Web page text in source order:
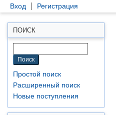
Вход Регистрация
ПОИСК
Простой поиск
Расширенный поиск
Новые поступления